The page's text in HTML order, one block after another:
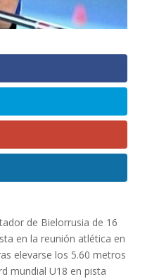
de Bielorrusia de 16
en la reunión atlética en
elevarse los 5.60 metros
mundial U18 en pista